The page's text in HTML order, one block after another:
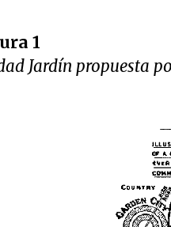
1
Jardín propuesta